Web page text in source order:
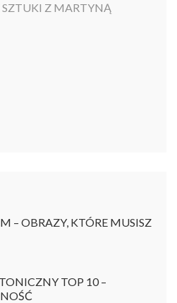
Z MARTYNĄ
– OBRAZY, KTÓRE MUSISZ
TOP 10 –